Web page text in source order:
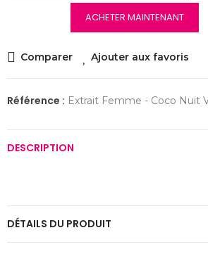
ACHETER MAINTENANT
Comparer Ajouter aux favoris
Référence : Extrait Femme - Coco Nuit
DESCRIPTION
DÉTAILS DU PRODUIT